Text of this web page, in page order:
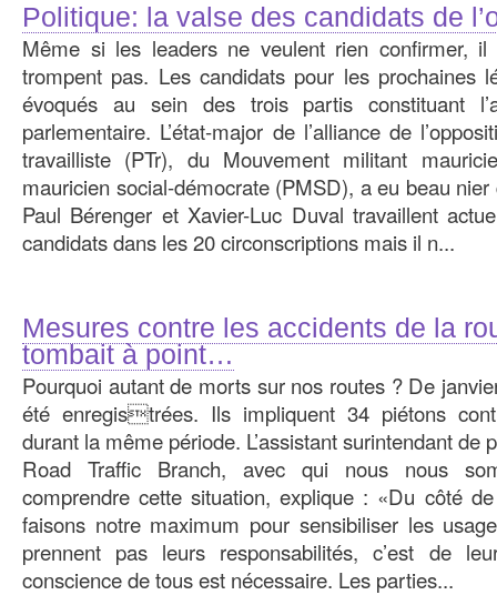
Politique: la valse des candidats de
Même si les leaders ne veulent rien confirmer,
trompent pas. Les candidats pour les prochaines
évoqués au sein des trois partis constituant
parlementaire. L’état-major de l’alliance de
travailliste (PTr), du Mouvement militant
mauricien social-démocrate (PMSD), a eu beau
Paul Bérenger et Xavier-Luc Duval travaillent
candidats dans les 20 circonscriptions mais il n...
Mesures contre les accidents de la
tombait à point…
Pourquoi autant de morts sur nos routes ? De
été enregistrées. Ils impliquent 34 piétons
durant la même période. L’assistant surintendant de
Road Traffic Branch, avec qui nous nous
comprendre cette situation, explique : «Du côté
faisons notre maximum pour sensibiliser les
prennent pas leurs responsabilités, c’est de
conscience de tous est nécessaire. Les parties...